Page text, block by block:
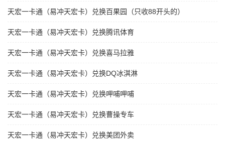
天宏一卡通（易冲天宏卡）兑换百果园（只收88开头的）
天宏一卡通（易冲天宏卡）兑换腾讯体育
天宏一卡通（易冲天宏卡）兑换喜马拉雅
天宏一卡通（易冲天宏卡）兑换DQ冰淇淋
天宏一卡通（易冲天宏卡）兑换呷哺呷哺
天宏一卡通（易冲天宏卡）兑换曹操专车
天宏一卡通（易冲天宏卡）兑换美团外卖